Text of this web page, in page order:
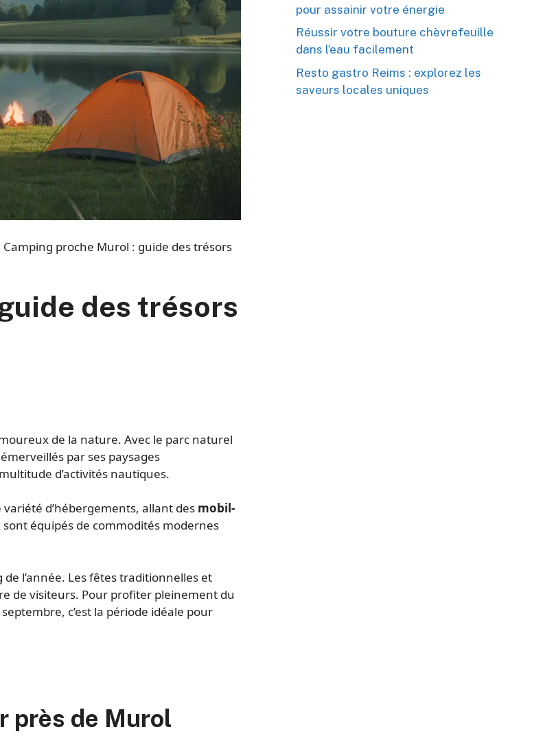
Camping proche Murol : guide des trésors
des trésors
de la nature. Avec le parc naturel
par ses paysages
d’activités nautiques.
d’hébergements, allant des mobil-
équipés de commodités modernes
l’année. Les fêtes traditionnelles et
de visiteurs. Pour profiter pleinement du
c’est la période idéale pour
près de Murol
pour assainir votre énergie
Réussir votre bouture chèvrefeuille
dans l’eau facilement
Resto gastro Reims : explorez les
saveurs locales uniques